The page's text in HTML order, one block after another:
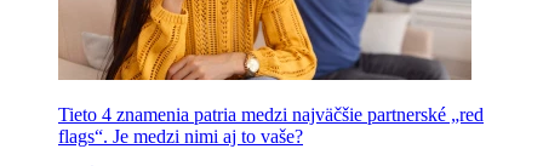
Tieto 4 znamenia patria medzi najväčšie partnerské „red
flags“. Je medzi nimi aj to vaše?